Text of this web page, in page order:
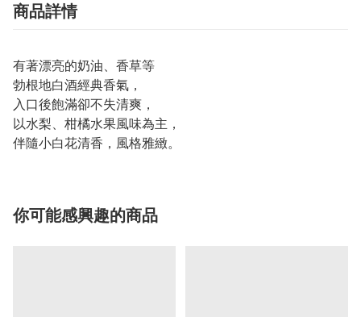
商品詳情
有著漂亮的奶油、香草等
勃根地白酒經典香氣，
入口後飽滿卻不失清爽，
以水梨、柑橘水果風味為主，
伴隨小白花清香，風格雅緻。
你可能感興趣的商品